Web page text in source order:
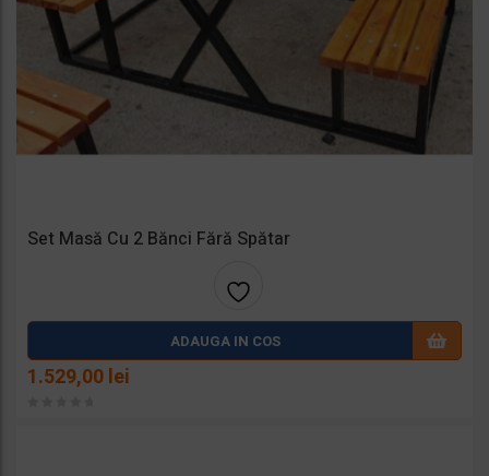
Set Masă Cu 2 Bănci Fără Spătar
Adaug
ADAUGA IN COS
1.529,00lei